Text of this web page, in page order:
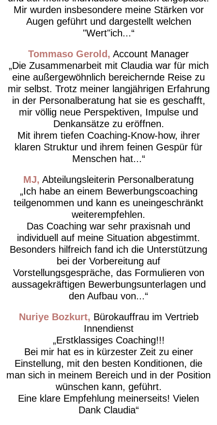
Mir wurden insbesondere meine Stärken vor
Augen geführt und dargestellt welchen
"Wert"ich...
Tommaso Gerold
Account Manager
Die Zusammenarbeit mit Claudia war für mich
eine außergewöhnlich bereichernde Reise zu
mir selbst. Trotz meiner langjährigen Erfahrung
in der Personalberatung hat sie es geschafft,
mir völlig neue Perspektiven, Impulse und
Denkansätze zu eröffnen.
Mit ihrem tiefen Coaching-Know-how, ihrer
klaren Struktur und ihrem feinen Gespür für
Menschen hat...
MJ Abteilungsleiterin Personalberatung
Ich habe an einem Bewerbungscoaching
teilgenommen und kann es uneingeschränkt
weiterempfehlen.
Das Coaching war sehr praxisnah und
individuell auf meine Situation abgestimmt.
Besonders hilfreich fand ich die Unterstützung
bei der Vorbereitung auf
Vorstellungsgespräche, das Formulieren von
aussagekräftigen Bewerbungsunterlagen und
den Aufbau von...
Nuriye Bozkurt
Bürokauffrau im Vertrieb
Innendienst
Erstklassiges Coaching!!!
Bei mir hat es in kürzester Zeit zu einer
Einstellung, mit den besten Konditionen, die
man sich in meinem Bereich und in der Position
wünschen kann, geführt.
Eine klare Empfehlung meinerseits! Vielen
Dank Claudia